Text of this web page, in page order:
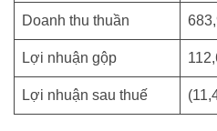
Doanh thu thuần
Lợi nhuận gộp
Lợi nhuận sau thuế